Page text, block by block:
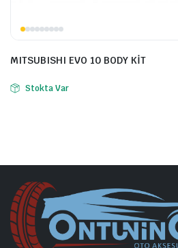
MITSUBISHI EVO 10 BODY KİT
Stokta Var